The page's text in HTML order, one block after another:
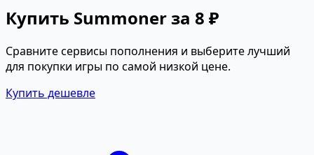
Купить Summoner за 8 ₽
Сравните сервисы пополнения и выберите лучший
для покупки игры по самой низкой цене.
Купить дешевле